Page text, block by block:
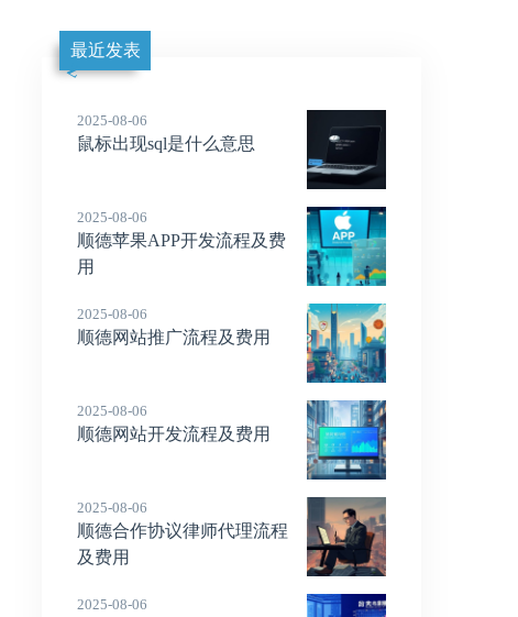
最近发表
2025-08-06
鼠标出现sql是什么意思
2025-08-06
顺德苹果APP开发流程及费
用
2025-08-06
顺德网站推广流程及费用
2025-08-06
顺德网站开发流程及费用
2025-08-06
顺德合作协议律师代理流程
及费用
2025-08-06